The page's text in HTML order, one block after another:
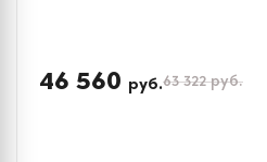
46 560 руб.63 322руб.